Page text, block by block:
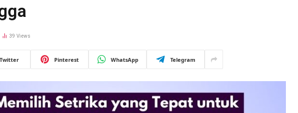
39Views
Twitter Pinterest WhatsApp Telegram